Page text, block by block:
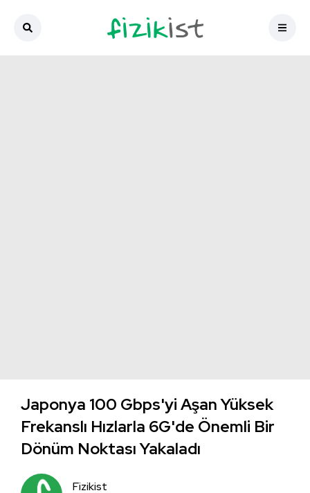
Japonya 100 Gbps'yi Aşan Yüksek
Frekanslı Hızlarla 6G'de Önemli Bir
Dönüm Noktası Yakaladı
Fizikist